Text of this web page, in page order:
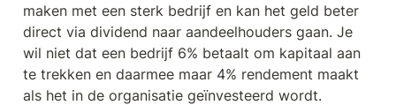
maken met een sterk bedrijf en kan het geld beter
direct via dividend naar aandeelhouders gaan. Je
wil niet dat een bedrijf 6% betaalt om kapitaal aan
te trekken en daarmee maar 4% rendement maakt
als het in de organisatie geïnvesteerd wordt.